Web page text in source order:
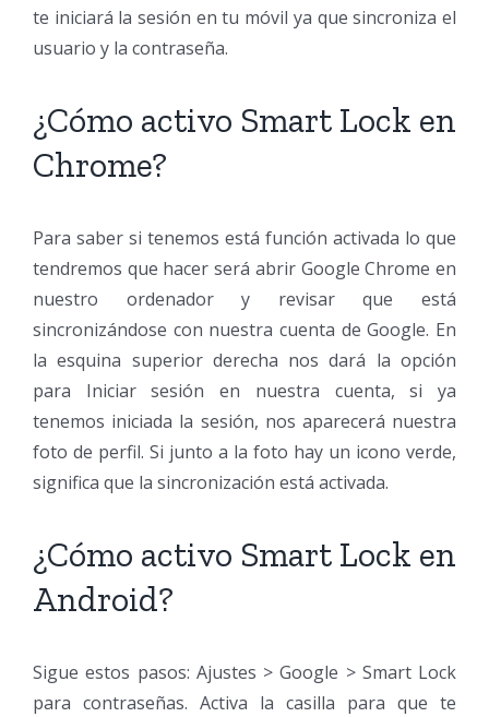
te iniciará la sesión en tu móvil ya que sincroniza el
usuario y la contraseña.
¿Cómo activo Smart Lock en
Chrome?
Para saber si tenemos está función activada lo que
tendremos que hacer será abrir Google Chrome en
nuestro ordenador y revisar que está
sincronizándose con nuestra cuenta de Google. En
la esquina superior derecha nos dará la opción
para Iniciar sesión en nuestra cuenta, si ya
tenemos iniciada la sesión, nos aparecerá nuestra
foto de perfil. Si junto a la foto hay un icono verde,
significa que la sincronización está activada.
¿Cómo activo Smart Lock en
Android?
Sigue estos pasos: Ajustes > Google > Smart Lock
para contraseñas. Activa la casilla para que te